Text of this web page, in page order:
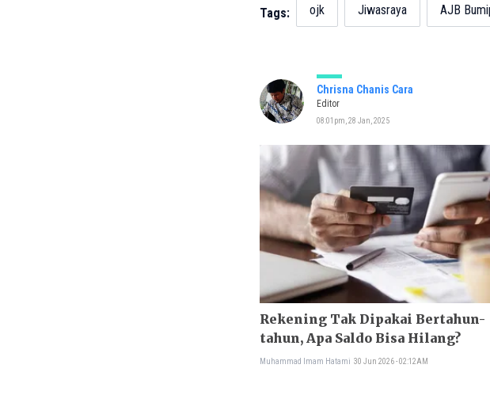
Tags: ojk Jiwasraya AJB
Chrisna Chanis Cara
Editor
08:01pm, 28 Jan, 2025
Rekening Tak Dipakai Bertahun-
tahun, Apa Saldo Bisa Hilang?
Muhammad Imam Hatami 30 Jun 2026 - 02:12AM